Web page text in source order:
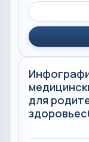
для